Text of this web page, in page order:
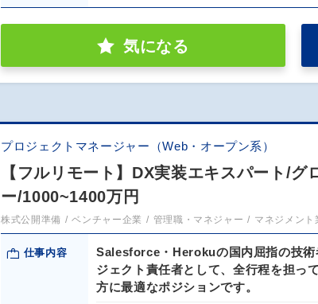
気になる
プロジェクトマネージャー（Web・オープン系）
【フルリモート】DX実装エキスパート/
ー/1000~1400万円
株式公開準備 ベンチャー企業 管理職・マネジャー マネジメント
仕事内容
Salesforce・Herokuの国内屈指の技術
ジェクト責任者として、全行程を担っ
方に最適なポジションです。